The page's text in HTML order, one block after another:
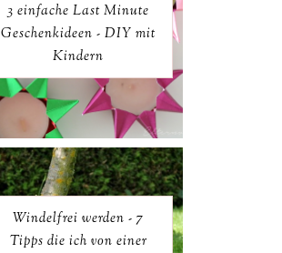
3 einfache Last Minute
Geschenkideen - DIY mit
Kindern
Windelfrei werden - 7
Tipps die ich von einer